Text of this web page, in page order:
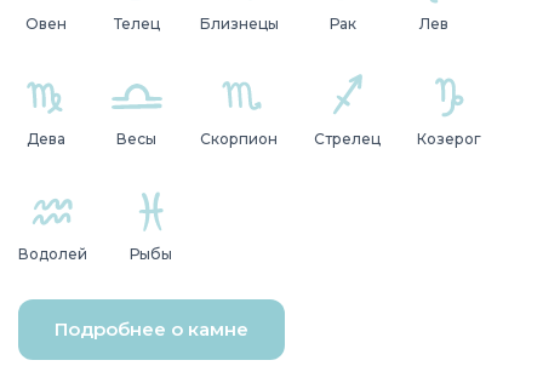
Овен Телец Близнецы Рак Лев
Дева Весы Скорпион Стрелец Козерог
Водолей Рыбы
Подробнее о камне